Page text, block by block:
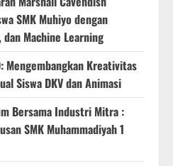
SMK Muhiyo dengan
Machine Learning
Mengembangkan Kreativitas
Siswa DKV dan Animasi
Bersama Industri Mitra :
SMK Muhammadiyah 1